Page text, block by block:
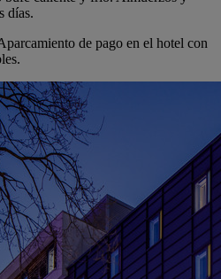
días.
de pago en el hotel con